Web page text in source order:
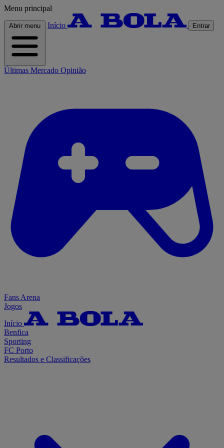
Menu principal
Abrir menu Início Entrar
Últimas Mercado Opinião
Fans Arena
Jogos
Início
Benfica
Sporting
FC Porto
Resultados e Classificações